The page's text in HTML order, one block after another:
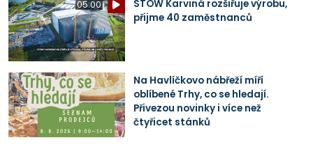
05:00
STOW Karviná rozšiřuje výrobu,
přijme 40 zaměstnanců
Na Havlíčkovo nábřeží míří
oblíbené Trhy, co se hledají.
Přivezou novinky i více než
čtyřicet stánků